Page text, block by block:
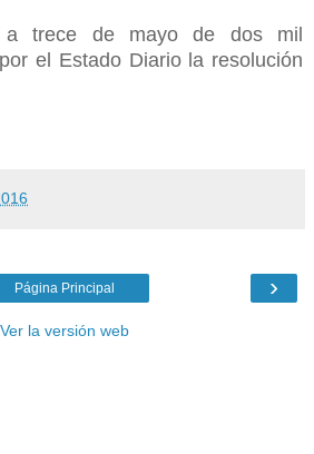
a trece de mayo de dos mil
el Estado Diario la resolución
›
Página Principal
Ver la versión web